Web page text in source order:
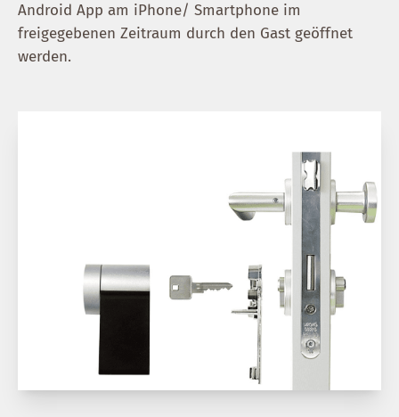
Android App am iPhone/ Smartphone im
freigegebenen Zeitraum durch den Gast geöffnet
werden.